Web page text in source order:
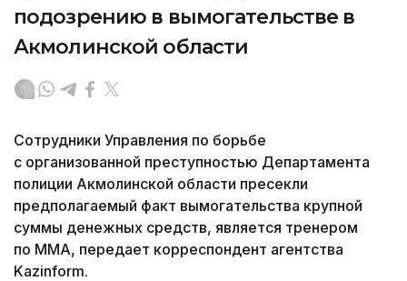
подозрению в вымогательстве в
Акмолинской области
Сотрудники Управления по борьбе
с организованной преступностью Департамента
полиции Акмолинской области пресекли
предполагаемый факт вымогательства крупной
суммы денежных средств, является тренером
по ММА, передает корреспондент агентства
Kazinform.